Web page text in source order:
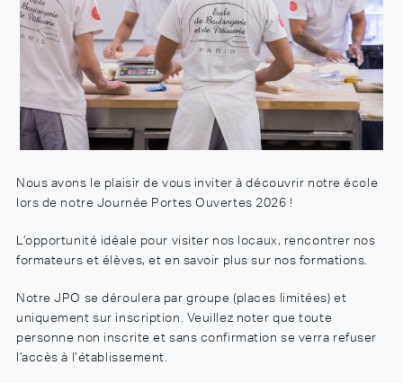
Nous avons le plaisir de vous inviter à découvrir notre école
lors de notre Journée Portes Ouvertes 2026 !
L’opportunité idéale pour visiter nos locaux, rencontrer nos
formateurs et élèves, et en savoir plus sur nos formations.
Notre JPO se déroulera par groupe (places limitées) et
uniquement sur inscription. Veuillez noter que toute
personne non inscrite et sans confirmation se verra refuser
l’accès à l’établissement.